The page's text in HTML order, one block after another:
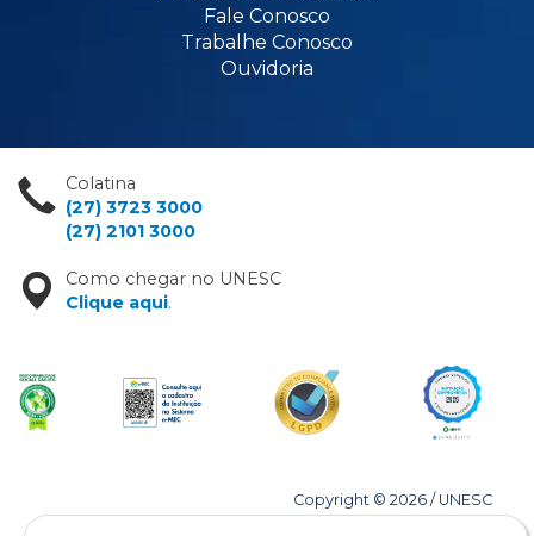
Fale Conosco
Trabalhe Conosco
Ouvidoria
Colatina
(27) 3723 3000
(27) 2101 3000
Como chegar no UNESC
Clique aqui.
Copyright © 2026 / UNESC
Todos os direitos reservados